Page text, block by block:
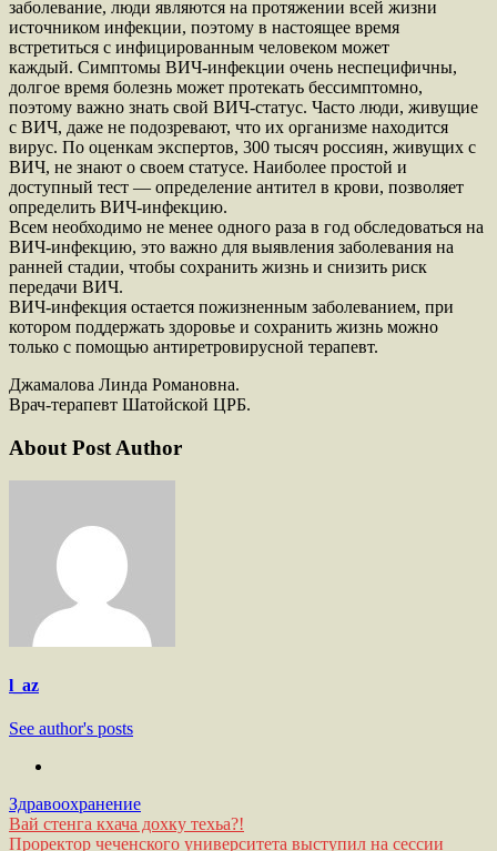
заболевание, люди являются на протяжении всей жизни
источником инфекции, поэтому в настоящее время
встретиться с инфицированным человеком может
каждый. Симптомы ВИЧ-инфекции очень неспецифичны,
долгое время болезнь может протекать бессимптомно,
поэтому важно знать свой ВИЧ-статус. Часто люди, живущие
с ВИЧ, даже не подозревают, что их организме находится
вирус. По оценкам экспертов, 300 тысяч россиян, живущих с
ВИЧ, не знают о своем статусе. Наиболее простой и
доступный тест — определение антител в крови, позволяет
определить ВИЧ-инфекцию.
Всем необходимо не менее одного раза в год обследоваться на
ВИЧ-инфекцию, это важно для выявления заболевания на
ранней стадии, чтобы сохранить жизнь и снизить риск
передачи ВИЧ.
ВИЧ-инфекция остается пожизненным заболеванием, при
котором поддержать здоровье и сохранить жизнь можно
только с помощью антиретровирусной терапевт.
Джамалова Линда Романовна.
Врач-терапевт Шатойской ЦРБ.
About Post Author
l_az
See author's posts
Здравоохранение
Навигация
Вай стенга кхача дохку техьа?!
Проректор чеченского университета выступил на сессии